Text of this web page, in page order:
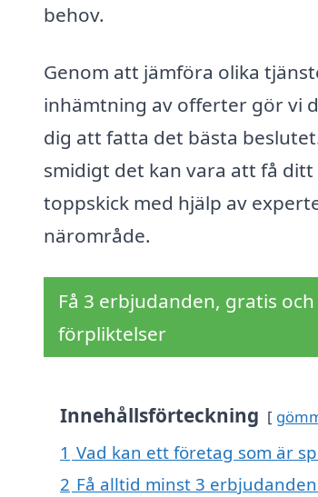
behov.
Genom att jämföra olika
inhämtning av offerter gör vi
dig att fatta det bästa
smidigt det kan vara att få ditt
toppskick med hjälp av
närområde.
Få 3 erbjudanden, gratis
förpliktelser
Innehållsförteckning
1 Vad kan ett företag som är
2 Få alltid minst 3